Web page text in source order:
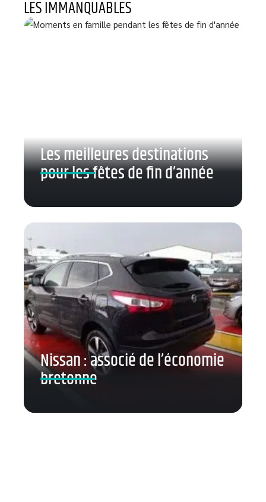
LES IMMANQUABLES
Les meilleures destinations
pour les fêtes de fin d’année
Nissan : associé de l’économie
bretonne